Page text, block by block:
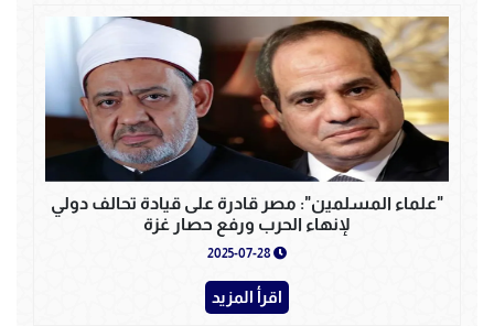
"علماء المسلمين": مصر قادرة على قيادة تحالف دولي
لإنهاء الحرب ورفع حصار غزة
اقرأ المزيد